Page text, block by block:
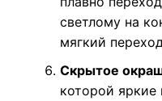
светлому на
мягкий
Скрытое
которой